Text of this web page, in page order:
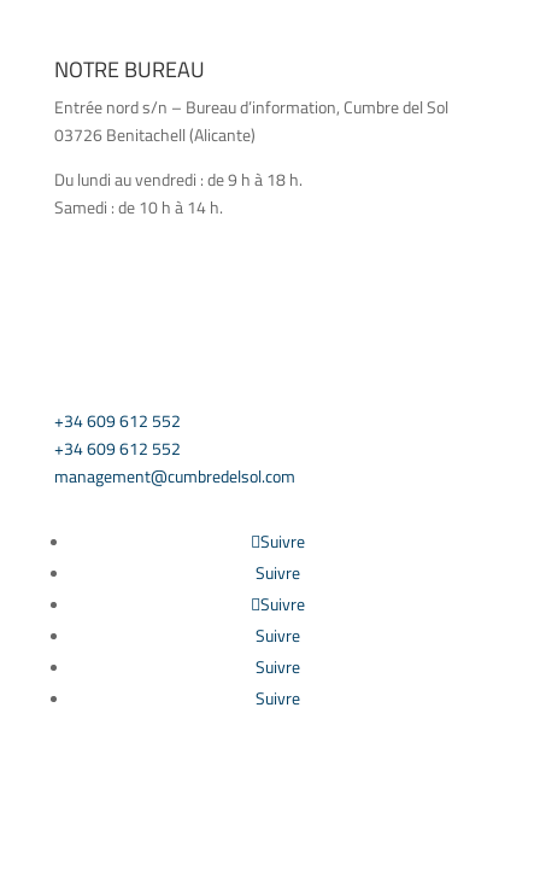
NOTRE BUREAU
Entrée nord s/n – Bureau d’information, Cumbre del Sol
03726 Benitachell (Alicante)
Du lundi au vendredi : de 9 h à 18 h.
Samedi : de 10 h à 14 h.
+34 609 612 552
+34 609 612 552
management@cumbredelsol.com
Suivre
Suivre
Suivre
Suivre
Suivre
Suivre